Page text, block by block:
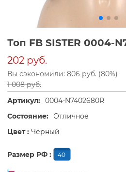
Топ FB SISTER 0004-
202 руб.
Вы сэкономили: 806 руб. (80%)
1 008 руб.
Артикул: 0004-N7402680R
Состояние: Отличное
Цвет : Черный
Размер РФ : 40